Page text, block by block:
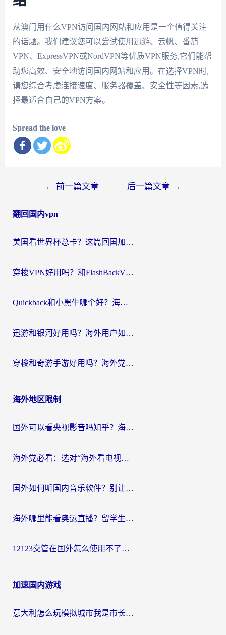
从澳门用什么VPN访问国内网站和应用是一个值得关注
的话题。我们建议您可以尝试使用迅游、云帆、番茄
VPN、ExpressVPN或NordVPN等优质VPN服务,它们能帮
助您高效、安全地访问国内网站和应用。在选择VPN时,
请您综合考虑连接速度、服务器覆盖、安全性等因素,选
择最适合自己的VPN方案。
Spread the love
导
← 前一篇文章 后一篇文章 →
翻回国内vpn
美国看世界杯总卡？这篇回国加速器指南帮你无缝刷国内资源（附苹果手机VPN设置步骤）
穿梭VPN好用吗？和FlashBackVPN对比哪个回国效果更好？
Quickback和小黑牛哪个好？海外党亲测指南，选对回国加速器秒回国内
迅游和银河好用吗？海外用户如何选择回国加速器实现无缝访问国内资源
穿梭和奇游手游好用吗？海外党亲测3款回国加速器，附蜜蜂加速器七天试用攻略
海外地区限制
国外可以看央视影音吗知乎？海外党亲测有效的回国加速方案
海外党必看：选对“海外看电视剧软件”，再也不用愁国内剧刷不了
国外如何听国内音乐软件？别让地域限制，断了你的中文歌单
海外哪里能看奥运直播？留学生&海外华人必看的体育赛事观赛终极指南
12123交管在国外怎么使用不了？海外华人必看的无缝访问国内资源指南
加速国内游戏
意大利怎么玩模拟城市我是市长？海外党国服游戏加速终极攻略（附三国3量子特攻解决办法）